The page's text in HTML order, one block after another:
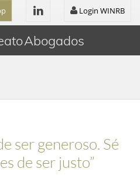
Login WINRB
Abogados
ser generoso. Sé
de ser justo”